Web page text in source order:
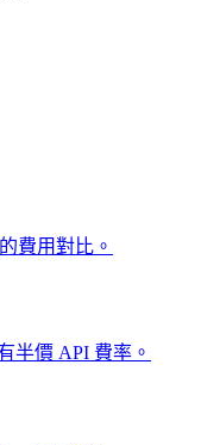
費用對比。
半價 API 費率。